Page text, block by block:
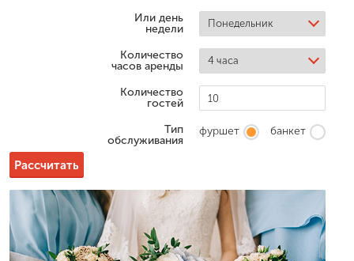
Или день
недели
Количество
часов аренды
Количество
гостей
Тип
обслуживания
фуршет банкет
Рассчитать